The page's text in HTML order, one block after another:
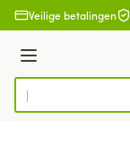
Ga naar de inhoud
Veilige betalingen
Menu
Product, merk,